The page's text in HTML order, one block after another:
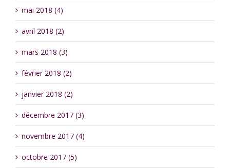
mai 2018 (4)
avril 2018 (2)
mars 2018 (3)
février 2018 (2)
janvier 2018 (2)
décembre 2017 (3)
novembre 2017 (4)
octobre 2017 (5)